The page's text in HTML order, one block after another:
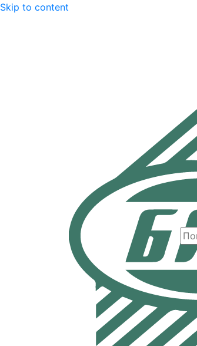
Skip to content